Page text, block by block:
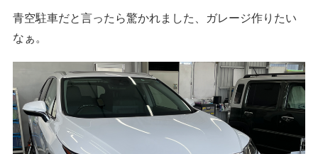
青空駐車だと言ったら驚かれました、ガレージ作りたい
なぁ。